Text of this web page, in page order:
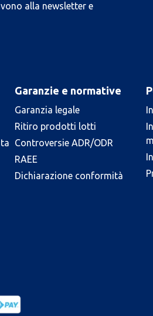
alla newsletter e
Garanzie e normative
Garanzia legale
Ritiro prodotti lotti
Controversie ADR/ODR
RAEE
Dichiarazione conformità